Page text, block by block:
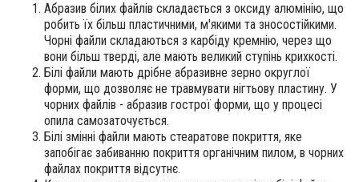
Абразив білих файлів складається з оксиду алюмінію, що
робить їх більш пластичними, м'якими та зносостійкими.
Чорні файли складаються з карбіду кремнію, через що
вони більш тверді, але мають великий ступінь крихкості.
Білі файли мають дрібне абразивне зерно округлої
форми, що дозволяє не травмувати нігтьову пластину. У
чорних файлів - абразив гострої форми, що у процесі
опила самозаточується.
Білі змінні файли мають стеаратове покриття, яке
запобігає забиванню покриття органічним пилом, в чорних
файлах покриття відсутнє.